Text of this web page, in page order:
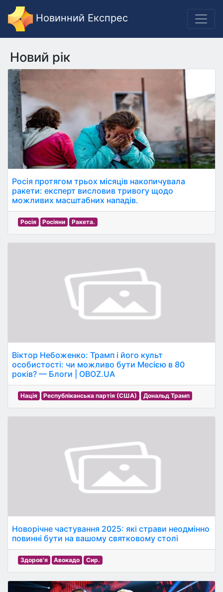
Новинний Експрес
Новий рік
Росія протягом трьох місяців накопичувала
ракети: експерт висловив тривогу щодо
можливих масштабних нападів.
Росія Росіяни Ракета.
Віктор Небоженко: Трамп і його культ
особистості: чи можливо бути Месією в 80
років? — Блоги | OBOZ.UA
Нація Республіканська партія (США) Дональд Трамп
Новорічне частування 2025: які страви неодмінно
повинні бути на вашому святковому столі
Здоров'я Авокадо Сир.